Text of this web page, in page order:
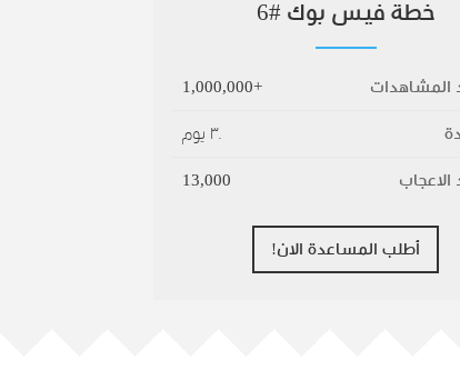
خطة فيس بوك #6
المشاهدات +1,000,000
٣٠ يوم
الاعجاب 13,000
أطلب المساعدة الان!